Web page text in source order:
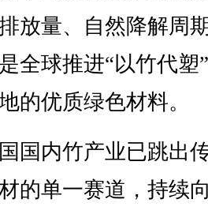
放量、自然降解周
全球推进“以竹代塑
的优质绿色材料。
内竹产业已跳出
的单一赛道，持续